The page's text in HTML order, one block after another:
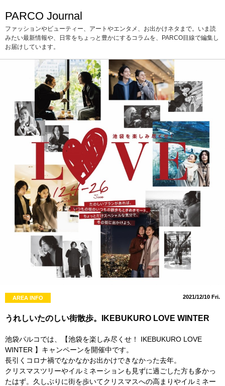
PARCO Journal
ファッションやビューティー、アートやエンタメ、お出かけネタまで。いま読
みたい最新情報や、日常をちょっと豊かにするコラムを、PARCO目線で編集し
お届けしています。
AREA INFO 2021/12/10 Fri.
うれしいたのしい街散歩。IKEBUKURO LOVE WINTER
池袋パルコでは、【池袋を楽しみ尽くせ！ IKEBUKURO LOVE
WINTER 】キャンペーンを開催中です。
長引くコロナ禍でなかなかお出かけできなかった去年。
クリスマスツリーやイルミネーションも見ずに過ごした方も多かっ
たはず。久しぶりに街を歩いてクリスマスへの高まりやイルミネー